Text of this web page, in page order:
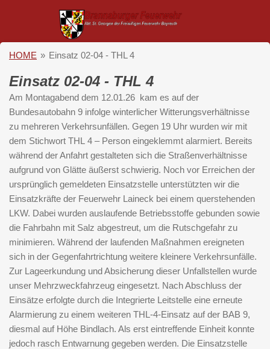
springen
HOME » Einsatz 02-04 - THL 4
Einsatz 02-04 - THL 4
Am Montagabend dem 12.01.26 kam es auf der
Bundesautobahn 9 infolge winterlicher Witterungsverhältnisse
zu mehreren Verkehrsunfällen. Gegen 19 Uhr wurden wir mit
dem Stichwort THL 4 – Person eingeklemmt alarmiert. Bereits
während der Anfahrt gestalteten sich die Straßenverhältnisse
aufgrund von Glätte äußerst schwierig. Noch vor Erreichen der
ursprünglich gemeldeten Einsatzstelle unterstützten wir die
Einsatzkräfte der Feuerwehr Laineck bei einem querstehenden
LKW. Dabei wurden auslaufende Betriebsstoffe gebunden sowie
die Fahrbahn mit Salz abgestreut, um die Rutschgefahr zu
minimieren. Während der laufenden Maßnahmen ereigneten
sich in der Gegenfahrtrichtung weitere kleinere Verkehrsunfälle.
Zur Lageerkundung und Absicherung dieser Unfallstellen wurde
unser Mehrzweckfahrzeug eingesetzt. Nach Abschluss der
Einsätze erfolgte durch die Integrierte Leitstelle eine erneute
Alarmierung zu einem weiteren THL -4-Einsatz auf der BAB 9,
diesmal auf Höhe Bindlach. Als erst eintreffende Einheit konnte
jedoch rasch Entwarnung gegeben werden. Die Einsatzstelle